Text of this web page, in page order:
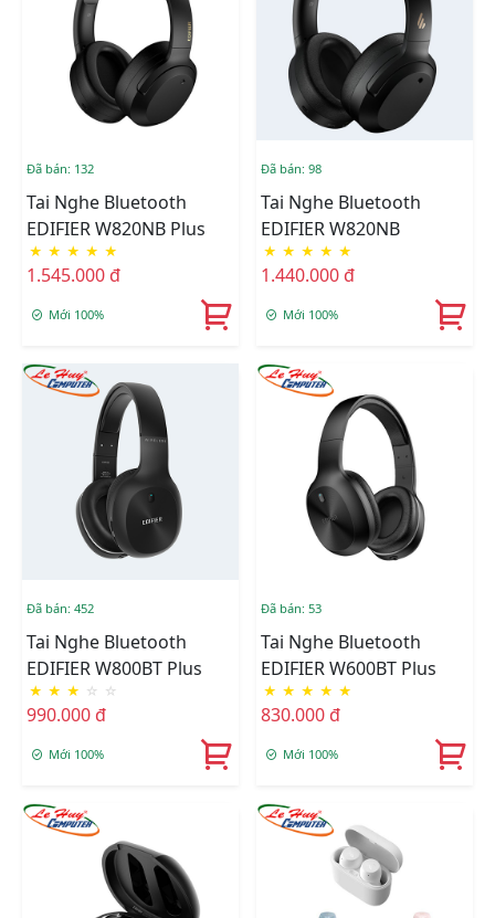
Đã bán: 132
Tai Nghe Bluetooth
EDIFIER W820NB Plus
★ ★ ★ ★ ★
1.545.000 đ
Mới 100%
Đã bán: 98
Tai Nghe Bluetooth
EDIFIER W820NB
★ ★ ★ ★ ★
1.440.000 đ
Mới 100%
Đã bán: 452
Tai Nghe Bluetooth
EDIFIER W800BT Plus
★ ★ ★ ☆ ☆
990.000 đ
Mới 100%
Đã bán: 53
Tai Nghe Bluetooth
EDIFIER W600BT Plus
★ ★ ★ ★ ★
830.000 đ
Mới 100%